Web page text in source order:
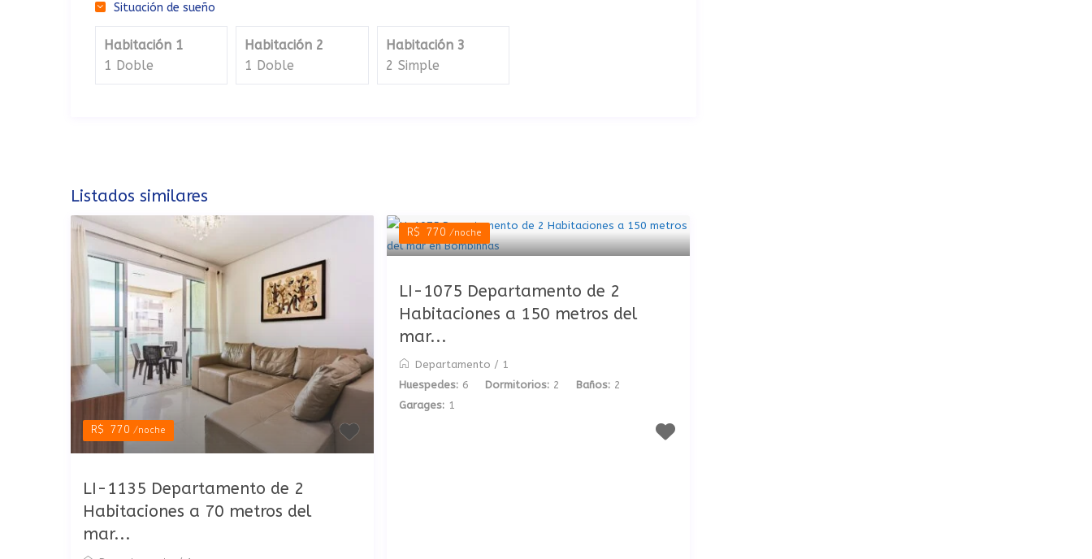
Situación de sueño
Habitación 1
1 Doble
Habitación 2
1 Doble
Habitación 3
2 Simple
Listados similares
R$ 770/noche
LI-1135 Departamento de 2
Habitaciones a 70 metros del
mar...
R$ 770/noche
LI-1075 Departamento de 2
Habitaciones a 150 metros del
mar...
Departamento / 1
Huespedes: 6 Dormitorios: 2 Baños: 2
Garages: 1